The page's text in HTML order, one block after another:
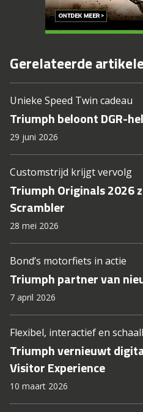
Gerelateerde
Unieke Speed Twin cadeau
Triumph beloont DGR-
29 juni 2026
Customstrijd krijgt vervolg
Triumph Originals 2026
Scrambler
28 mei 2026
Bond’s motorfiets in actie
Triumph partner van
7 april 2026
Flexibel, interactief en
Triumph vernieuwt
Visitor Experience
10 maart 2026